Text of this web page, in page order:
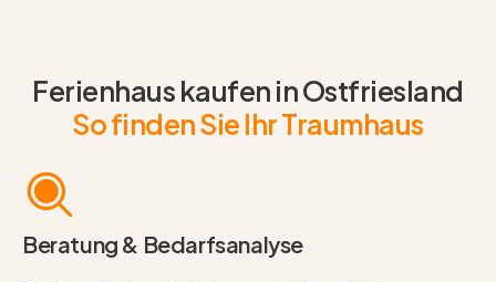
Ferienhaus kaufen in Ostfriesland
So finden Sie Ihr Traumhaus
Beratung & Bedarfsanalyse